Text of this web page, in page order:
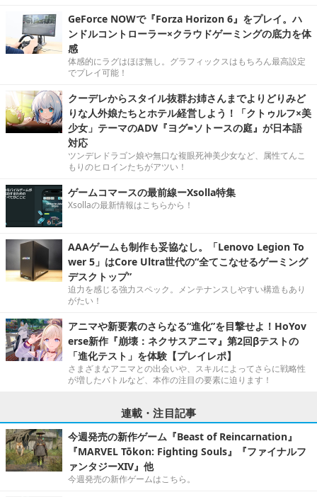
GeForce NOWで『Forza Horizon 6』をプレイ。ハ
ンドルコントローラー×クラウドゲーミングの底力を体
感
体感的にラグはほぼ無し。グラフィックスはもちろん最高設定
でプレイ可能！
クーデレからスタイル抜群お姉さんまでよりどりみど
りな人外娘たちとホテル経営しよう！「クトゥルフ×美
少女」テーマのADV『ヨグ=ソトースの庭』が日本語
対応
ツンデレドラゴン娘や無口な複眼死神美少女など、属性てんこ
もりのヒロインたちがアツい！
ゲームコマースの最前線ーXsolla特集
Xsollaの最新情報はこちらから！
AAAゲームも制作も妥協なし。「Lenovo Legion To
wer 5」はCore Ultra世代の“全てこなせるゲーミング
デスクトップ”
迫力を感じる強力スペック。メンテナンスしやすい構造もあり
がたい！
アニマや新要素のさらなる“進化”を目撃せよ！HoYov
erse新作『崩壊：ネクサスアニマ』第2回βテストの
「進化テスト」を体験【プレイレポ】
さまざまなアニマとの出会いや、スキルによってさらに戦略性
が増したバトルなど、本作の注目の要素に迫ります！
連載・注目記事
今週発売の新作ゲーム『Beast of Reincarnation』
『MARVEL Tōkon: Fighting Souls』『ファイナルフ
ァンタジーXIV』他
今週発売の新作ゲームはこちら。